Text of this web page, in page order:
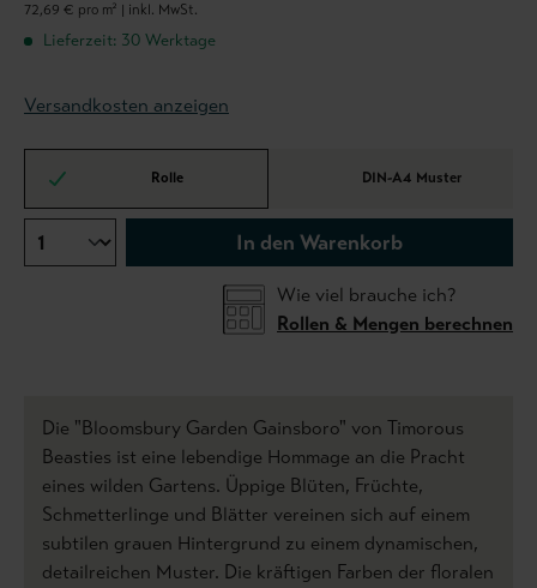
72,69 € pro m² | inkl. MwSt.
Lieferzeit: 30 Werktage
Versandkosten anzeigen
Rolle DIN-A4 Muster
In den Warenkorb
Wie viel brauche ich?
Rollen & Mengen berechnen
Die "Bloomsbury Garden Gainsboro" von Timorous
Beasties ist eine lebendige Hommage an die Pracht
eines wilden Gartens. Üppige Blüten, Früchte,
Schmetterlinge und Blätter vereinen sich auf einem
subtilen grauen Hintergrund zu einem dynamischen,
detailreichen Muster. Die kräftigen Farben der floralen